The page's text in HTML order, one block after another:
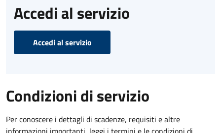
Accedi al servizio
Accedi al servizio
Condizioni di servizio
Per conoscere i dettagli di scadenze, requisiti e altre